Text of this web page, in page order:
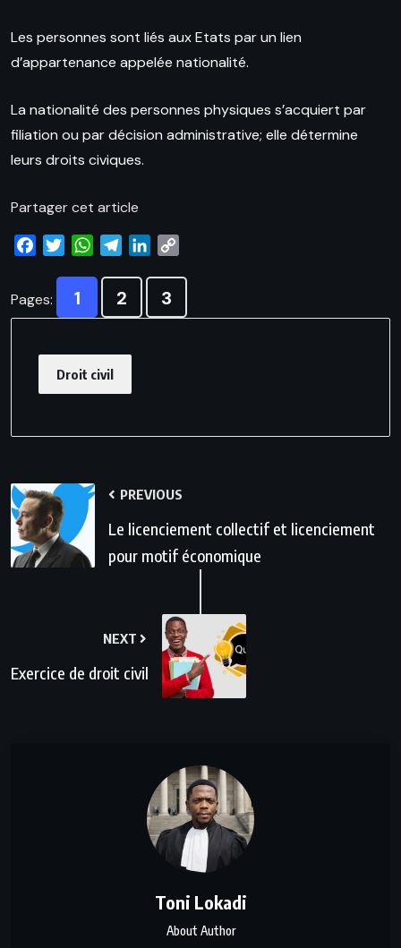
Les personnes sont liés aux Etats par un lien
d’appartenance appelée nationalité.
La nationalité des personnes physiques s’acquiert par
filiation ou par décision administrative; elle détermine
leurs droits civiques.
Partager cet article
FacebookTwitterWhatsApp
TelegramLinkedIn
Pages:
1 2 3
Droit civil
PREVIOUS
Le licenciement collectif et licenciement
pour motif économique
NEXT
Exercice de droit civil
Toni Lokadi
About Author